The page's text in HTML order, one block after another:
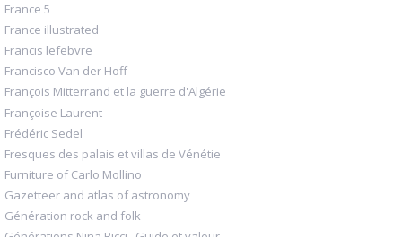
France 5
France illustrated
Francis lefebvre
Francisco Van der Hoff
François Mitterrand et la guerre d'Algérie
Françoise Laurent
Frédéric Sedel
Fresques des palais et villas de Vénétie
Furniture of Carlo Mollino
Gazetteer and atlas of astronomy
Génération rock and folk